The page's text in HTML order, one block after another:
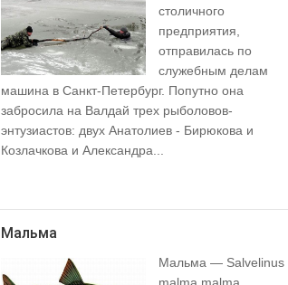
столичного
предприятия,
отправилась по
служебным делам
машина в Санкт-Петербург. Попутно она
забросила на Валдай трех рыболовов-
энтузиастов: двух Анатолиев - Бирюкова и
Козлачкова и Александра...
Мальма
Мальма — Salvelinus